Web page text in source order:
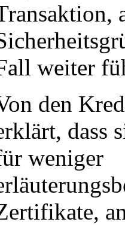
weiter
den
dass
weniger